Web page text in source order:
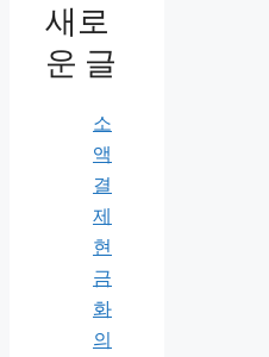
새로
운 글
소
액
결
제
현
금
화
의